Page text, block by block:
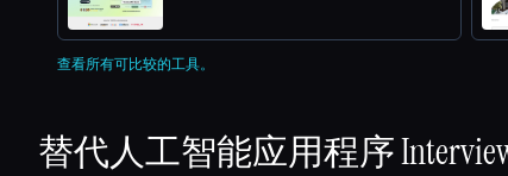
查看所有可比较的工具。
替代人工智能应用程序